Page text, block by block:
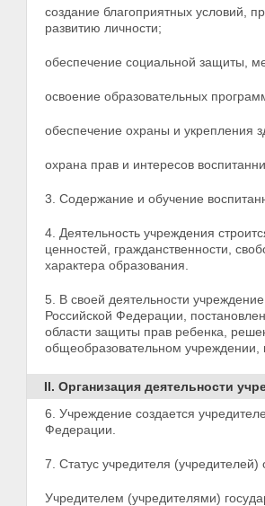
создание благоприятных условий,
развитию личности;
обеспечение социальной защиты,
освоение образовательных
обеспечение охраны и укрепления
охрана прав и интересов
3. Содержание и обучение
4. Деятельность учреждения
ценностей, гражданственности,
характера образования.
5. В своей деятельности учреждение
Российской Федерации,
области защиты прав ребенка,
общеобразовательном
II. Организация деятельности
6. Учреждение создается
Федерации.
7. Статус учредителя
Учредителем (учредителями)